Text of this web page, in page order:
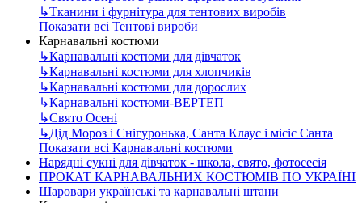
↳Тканини і фурнітура для тентових виробів
Показати всі Тентові вироби
Карнавальні костюми
↳Карнавальні костюми для дівчаток
↳Карнавальні костюми для хлопчиків
↳Карнавальні костюми для дорослих
↳Карнавальні костюми-ВЕРТЕП
↳Свято Осені
↳Дід Мороз і Снігуронька, Санта Клаус і місіс Санта
Показати всі Карнавальні костюми
Нарядні сукні для дівчаток - школа, свято, фотосесія
ПРОКАТ КАРНАВАЛЬНИХ КОСТЮМІВ ПО УКРАЇНІ
Шаровари українські та карнавальні штани